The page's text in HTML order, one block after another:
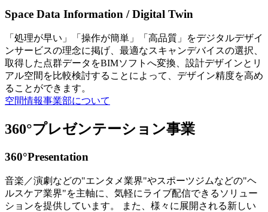
Space Data Information / Digital Twin
「処理が早い」「操作が簡単」「高品質」をデジタルデザイ
ンサービスの理念に掲げ、最適なスキャンデバイスの選択、
取得した点群データをBIMソフトへ変換、設計デザインとリ
アル空間を比較検討することによって、デザイン精度を高め
ることができます。
空間情報事業部について
360°プレゼンテーション事業
360°Presentation
音楽／演劇などの"エンタメ業界"やスポーツジムなどの"ヘ
ルスケア業界"を主軸に、気軽にライブ配信できるソリュー
ションを提供しています。 また、様々に展開される新しい